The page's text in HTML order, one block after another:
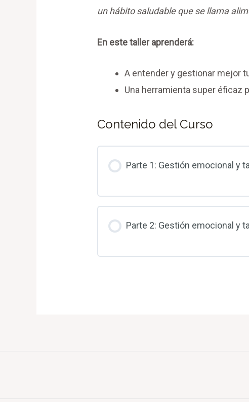
un hábito saludable que se llama
En este taller aprenderá:
A entender y gestionar mejor
Una herramienta super éficaz
Contenido del Curso
Parte 1: Gestión emocional y
Parte 2: Gestión emocional y